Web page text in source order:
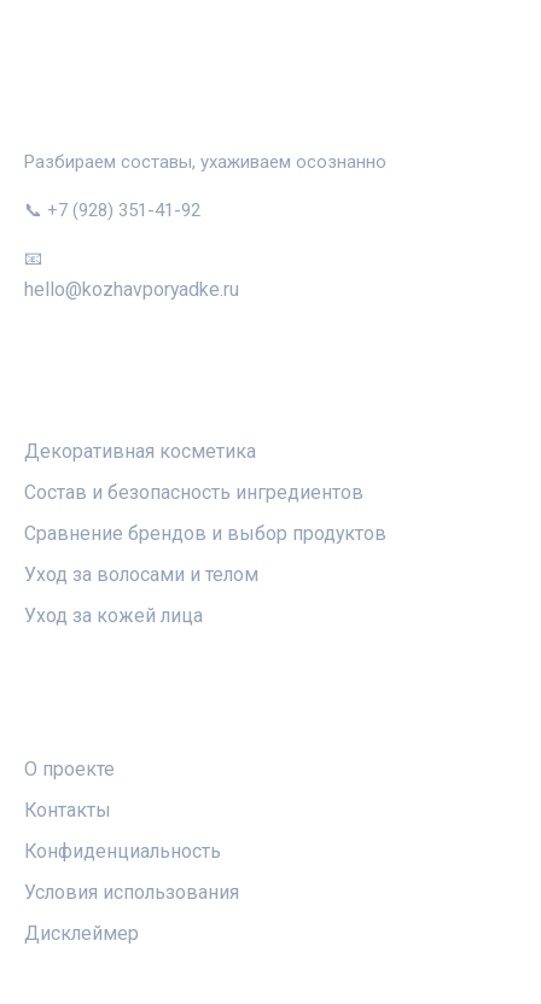
Разбираем составы, ухаживаем осознанно
📞 +7 (928) 351-41-92
📧
hello@kozhavporyadke.ru
Декоративная косметика
Состав и безопасность ингредиентов
Сравнение брендов и выбор продуктов
Уход за волосами и телом
Уход за кожей лица
О проекте
Контакты
Конфиденциальность
Условия использования
Дисклеймер